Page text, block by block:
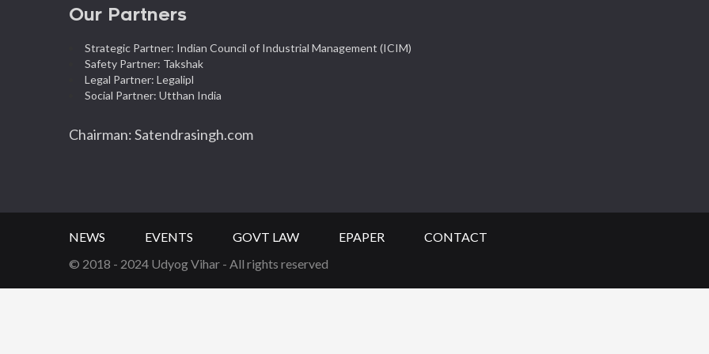
Our Partners
Strategic Partner: Indian Council of Industrial Management (ICIM)
Safety Partner: Takshak
Legal Partner: Legalipl
Social Partner: Utthan India
Chairman: Satendrasingh.com
NEWS EVENTS GOVT LAW EPAPER
CONTACT
© 2018 - 2024 Udyog Vihar - All rights reserved